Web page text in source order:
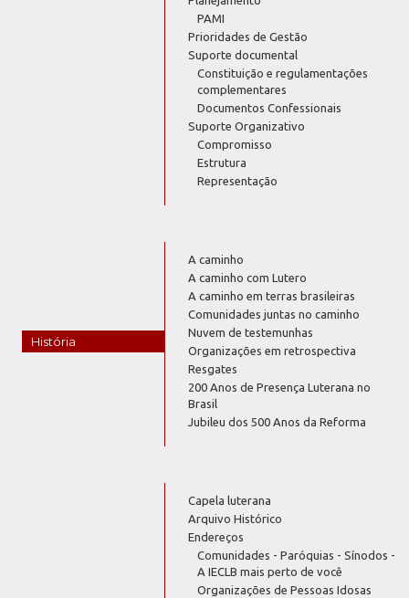
PAMI
Prioridades de Gestão
Suporte documental
Constituição e regulamentações
complementares
Documentos Confessionais
Suporte Organizativo
Compromisso
Estrutura
Representação
História
A caminho
A caminho com Lutero
A caminho em terras brasileiras
Comunidades juntas no caminho
Nuvem de testemunhas
Organizações em retrospectiva
Resgates
200 Anos de Presença Luterana no
Brasil
Jubileu dos 500 Anos da Reforma
Capela luterana
Arquivo Histórico
Endereços
Comunidades - Paróquias - Sínodos -
A IECLB mais perto de você
Organizações de Pessoas Idosas